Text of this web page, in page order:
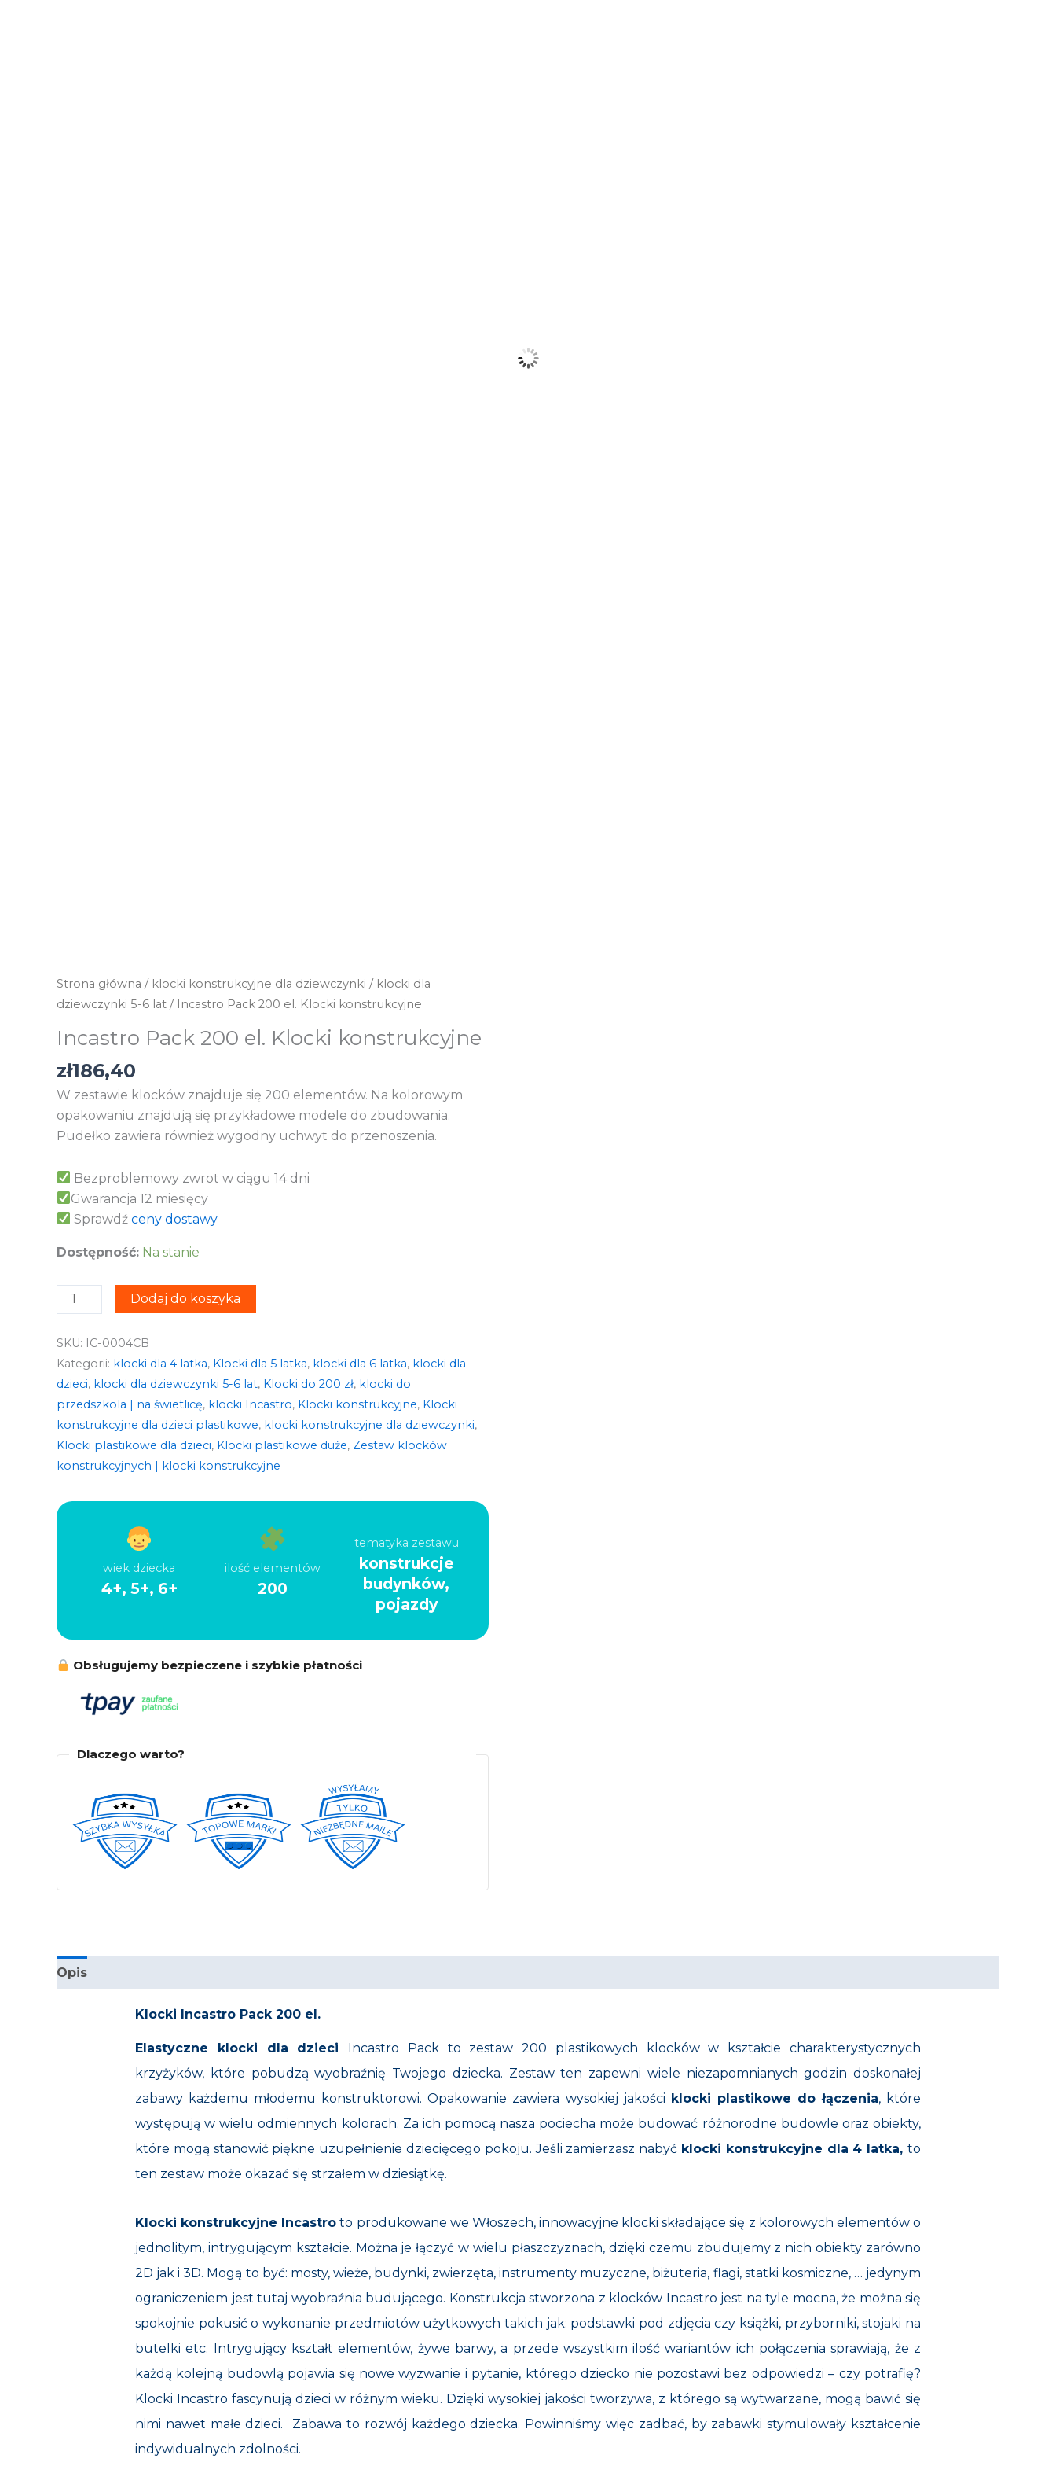
Strona główna / klocki konstrukcyjne dla dziewczynki / klocki dla
dziewczynki 5-6 lat / Incastro Pack 200 el. Klocki konstrukcyjne
Incastro Pack 200 el. Klocki konstrukcyjne
zł186,40
W zestawie klocków znajduje się 200 elementów. Na kolorowym
opakowaniu znajdują się przykładowe modele do zbudowania.
Pudełko zawiera również wygodny uchwyt do przenoszenia.
Bezproblemowy zwrot w ciągu 14 dni
Gwarancja 12 miesięcy
Sprawdźceny dostawy
Dostępność: Na stanie
Dodaj do koszyka
SKU: IC-0004CB
Kategorii: klocki dla 4 latka, Klocki dla 5 latka, klocki dla 6 latka, klocki dla
dzieci, klocki dla dziewczynki 5-6 lat, Klocki do 200 zł, klocki do
przedszkola | na świetlicę, klocki Incastro, Klocki konstrukcyjne, Klocki
konstrukcyjne dla dzieci plastikowe, klocki konstrukcyjne dla dziewczynki,
Klocki plastikowe dla dzieci, Klocki plastikowe duże, Zestaw klocków
konstrukcyjnych | klocki konstrukcyjne
wiek dziecka
4+, 5+, 6+
ilość elementów
200
tematyka zestawu
konstrukcje
budynków,
pojazdy
Obsługujemy bezpieczene i szybkie płatności
Dlaczego warto?
Opis
Klocki Incastro Pack 200 el.
Elastyczne klocki dla dzieci
Incastro Pack to zestaw 200 plastikowych klocków w kształcie charakterystycznych
krzyżyków, które pobudzą wyobraźnię Twojego dziecka. Zestaw ten zapewni wiele niezapomnianych godzin doskonałej
zabawy każdemu młodemu konstruktorowi. Opakowanie zawiera wysokiej jakości klocki plastikowe do łączenia, które
występują w wielu odmiennych kolorach. Za ich pomocą nasza pociecha może budować różnorodne budowle oraz obiekty,
które mogą stanowić piękne uzupełnienie dziecięcego pokoju. Jeśli zamierzasz nabyć klocki konstrukcyjne dla 4 latka, to
ten zestaw może okazać się strzałem w dziesiątkę.
Klocki konstrukcyjne Incastro to produkowane we Włoszech, innowacyjne klocki składające się z kolorowych elementów o
jednolitym, intrygującym kształcie. Można je łączyć w wielu płaszczyznach, dzięki czemu zbudujemy z nich obiekty zarówno
2D jak i 3D. Mogą to być: mosty, wieże, budynki, zwierzęta, instrumenty muzyczne, biżuteria, flagi, statki kosmiczne, … jedynym
ograniczeniem jest tutaj wyobraźnia budującego. Konstrukcja stworzona z klocków Incastro jest na tyle mocna, że można się
spokojnie pokusić o wykonanie przedmiotów użytkowych takich jak: podstawki pod zdjęcia czy książki, przyborniki, stojaki na
butelki etc. Intrygujący kształt elementów, żywe barwy, a przede wszystkim ilość wariantów ich połączenia sprawiają, że z
każdą kolejną budowlą pojawia się nowe wyzwanie i pytanie, którego dziecko nie pozostawi bez odpowiedzi – czy potrafię?
Klocki Incastro fascynują dzieci w różnym wieku. Dzięki wysokiej jakości tworzywa, z którego są wytwarzane, mogą bawić się
nimi nawet małe dzieci. Zabawa to rozwój każdego dziecka. Powinniśmy więc zadbać, by zabawki stymulowały kształcenie
indywidualnych zdolności.